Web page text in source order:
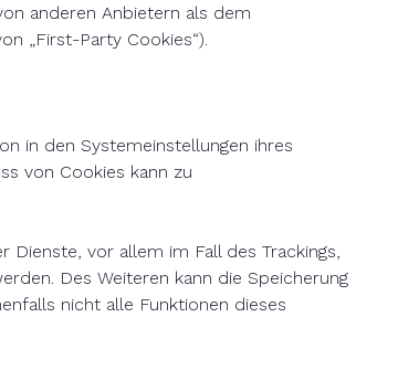
anderen Anbietern als dem
„First-Party Cookies“).
in den Systemeinstellungen ihres
von Cookies kann zu
Dienste, vor allem im Fall des Trackings,
Des Weiteren kann die Speicherung
nicht alle Funktionen dieses